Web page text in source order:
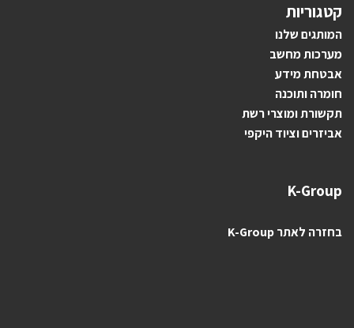
קטגוריות
המותגים שלנו
מערכות מחשב
אבטחת מידע
חומרה ותוכנה
תקשורת ומוצרי רשת
אביזרים וציוד היקפי
K-Group
בחזרה לאתר K-Group